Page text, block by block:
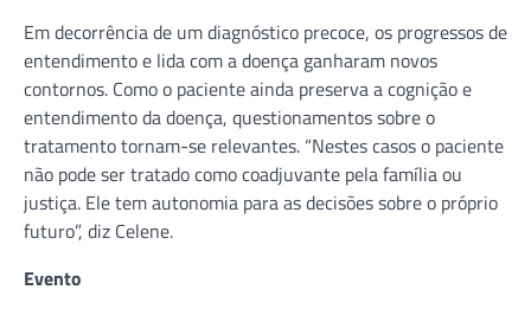
Em decorrência de um diagnóstico precoce, os progressos de
entendimento e lida com a doença ganharam novos
contornos. Como o paciente ainda preserva a cognição e
entendimento da doença, questionamentos sobre o
tratamento tornam-se relevantes. “Nestes casos o paciente
não pode ser tratado como coadjuvante pela família ou
justiça. Ele tem autonomia para as decisões sobre o próprio
futuro”, diz Celene.
Evento